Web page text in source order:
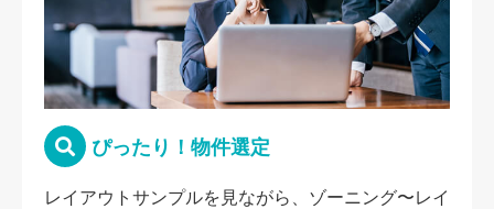
ぴったり！物件選定
レイアウトサンプルを見ながら、ゾーニング〜レイ